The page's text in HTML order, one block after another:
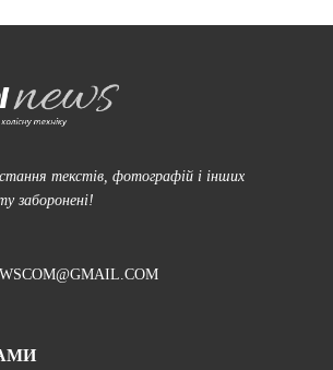
текстів, фотографій і інших
заборонені!